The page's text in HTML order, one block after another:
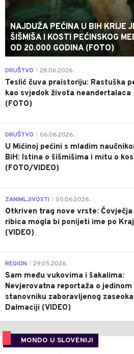
NAJDUŽA PEĆINA U BIH KRIJE
ŠIŠMIŠA I KOSTI PEĆINSKOG
OD 20.000 GODINA (FOTO)
DRUŠTVO 28.06.2026.
Teslić čuva praistoriju: Rastuška
kao svjedok života neandertalaca
(FOTO)
DRUŠTVO 06.06.2026.
U Mićinoj pećini s mladim
BiH: Istina o šišmišima i mitu o
(FOTO/VIDEO)
ZANIMLJIVOSTI 05.06.2026.
Otkriven trag nove vrste: Čovječja
ribica mogla bi ponijeti ime po
(VIDEO)
REGION 29.05.2026.
Sam među vukovima i šakalima:
Nevjerovatna reportaža o jedinom
stanovniku zaboravljenog
Dalmaciji (VIDEO)
MONDO U SLOVENIJI